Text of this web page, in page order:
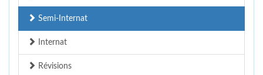
Semi-Internat
Internat
Révisions